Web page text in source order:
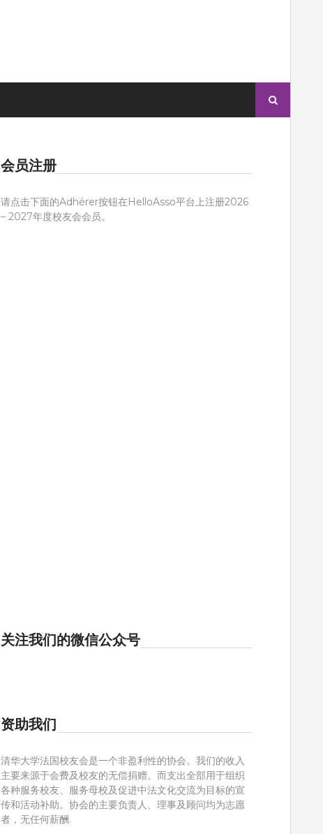
索：
会员注册
请点击下面的Adhérer按钮在HelloAsso平台上注册2026
– 2027年度校友会会员。
关注我们的微信公众号
资助我们
清华大学法国校友会是一个非盈利性的协会。我们的收入
主要来源于会费及校友的无偿捐赠。而支出全部用于组织
各种服务校友、服务母校及促进中法文化交流为目标的宣
传和活动补助。协会的主要负责⼈、理事及顾问均为志愿
者，⽆任何薪酬.